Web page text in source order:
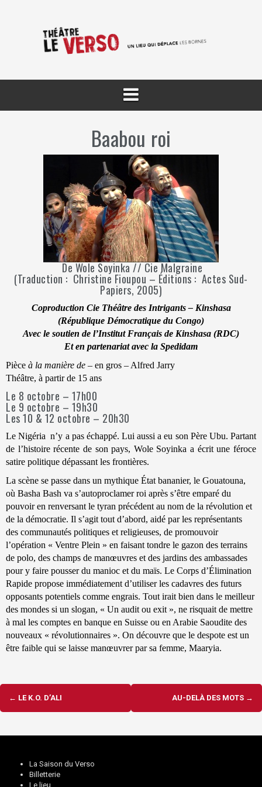
Baabou roi
De Wole Soyinka // Cie Malgraine
(Traduction : Christine Fioupou – Éditions : Actes Sud-
Papiers, 2005)
Coproduction Cie Théâtre des Intrigants – Kinshasa
(République Démocratique du Congo)
Avec le soutien de l’Institut Français de Kinshasa (RDC)
Et en partenariat avec la Spedidam
Pièce à la manière de – en gros – Alfred Jarry
Théâtre, à partir de 15 ans
Le 8 octobre – 17h00
Le 9 octobre – 19h30
Les 10 & 12 octobre – 20h30
Le Nigéria n’y a pas échappé. Lui aussi a eu son Père Ubu. Partant
de l’histoire récente de son pays, Wole Soyinka a écrit une féroce
satire politique dépassant les frontières.
La scène se passe dans un mythique État bananier, le Gouatouna,
où Basha Bash va s’autoproclamer roi après s’être emparé du
pouvoir en renversant le tyran précédent au nom de la révolution et
de la démocratie. Il s’agit tout d’abord, aidé par les représentants
des communautés politiques et religieuses, de promouvoir
l’opération « Ventre Plein » en faisant tondre le gazon des terrains
de polo, des champs de manœuvres et des jardins des ambassades
pour y faire pousser du manioc et du maïs. Le Corps d’Élimination
Rapide propose immédiatement d’utiliser les cadavres des futurs
opposants potentiels comme engrais. Tout irait bien dans le meilleur
des mondes si un slogan, « Un audit ou exit », ne risquait de mettre
à mal les comptes en banque en Suisse ou en Arabie Saoudite des
nouveaux « révolutionnaires ». On découvre que le despote est un
être faible qui se laisse manœuvrer par sa femme, Maaryia.
Navigation
d'article
← LE K.O. D’ALI AU-DELÀ DES MOTS →
La Saison du Verso
Billetterie
Le lieu